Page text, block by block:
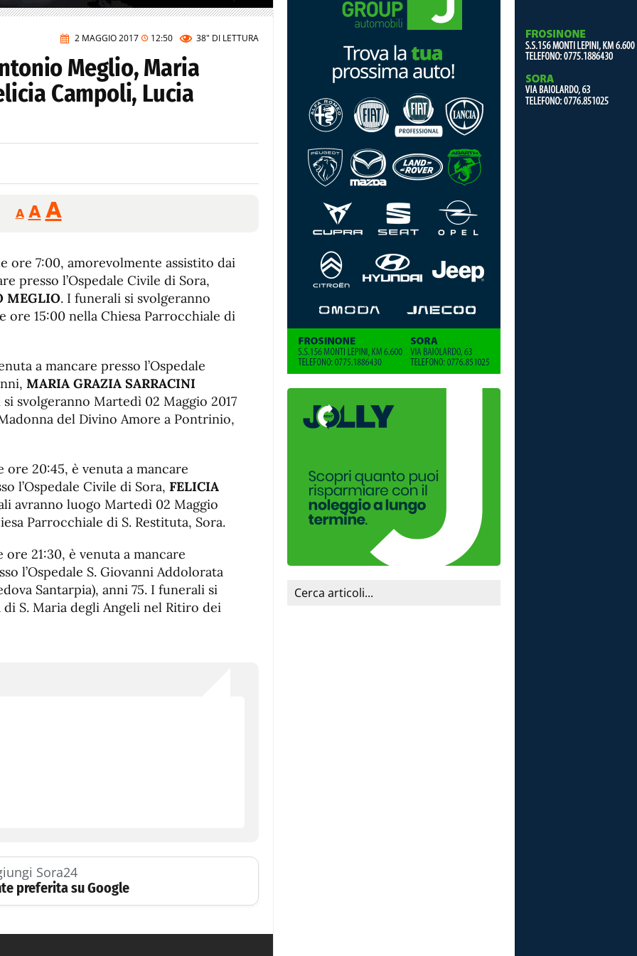
2 MAGGIO 2017 12:50 38" DI LETTURA
Meglio, Maria
Campoli, Lucia
A
Reducir
tamaño
A Restablecer
tamaño
de
fuente
AAumentar
de
fuente.
ore 7:00, amorevolmente assistito dai
presso l’Ospedale Civile di Sora,
MEGLIO. I funerali si svolgeranno
ore 15:00 nella Chiesa Parrocchiale di
a mancare presso l’Ospedale
MARIA GRAZIA SARRACINI
svolgeranno Martedì 02 Maggio 2017
del Divino Amore a Pontrinio,
ore 20:45, è venuta a mancare
l’Ospedale Civile di Sora, FELICIA
avranno luogo Martedì 02 Maggio
Parrocchiale di S. Restituta, Sora.
21:30, è venuta a mancare
l’Ospedale S. Giovanni Addolorata
Santarpia), anni 75. I funerali si
S. Maria degli Angeli nel Ritiro dei
Sora24
preferita su Google